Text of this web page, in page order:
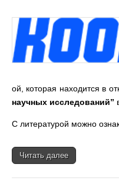
ой, которая находится в
научных исследований”
С литературой можно
Читать далее